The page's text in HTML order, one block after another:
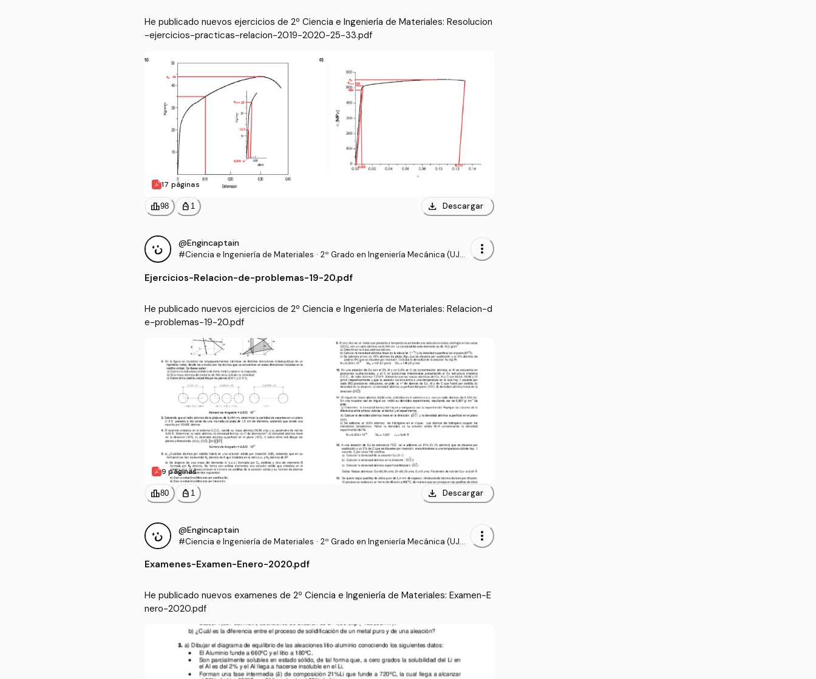
He publicado nuevos ejercicios de 2º Ciencia e Ingeniería de Materiales: Resolucion
-ejercicios-practicas-relacion-2019-2020-25-33.pdf
17 páginas
leaderboard98 personal_bag 1 download Descargar
@Engincaptain
#Ciencia e Ingeniería de Materiales · 2º Grado en Ingeniería Mecánica (UJAE
more_vert
Ejercicios-Relacion-de-problemas-19-20.pdf
He publicado nuevos ejercicios de 2º Ciencia e Ingeniería de Materiales: Relacion-d
e-problemas-19-20.pdf
9 páginas
leaderboard80 personal_bag 1 download Descargar
@Engincaptain
#Ciencia e Ingeniería de Materiales · 2º Grado en Ingeniería Mecánica (UJAE
more_vert
Examenes-Examen-Enero-2020.pdf
He publicado nuevos examenes de 2º Ciencia e Ingeniería de Materiales: Examen-E
nero-2020.pdf